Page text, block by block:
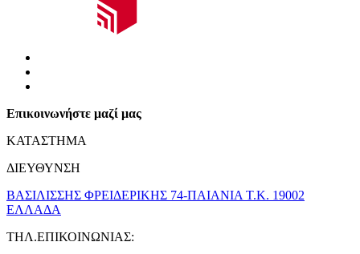
Επικοινωνήστε μαζί μας
ΚΑΤΑΣΤΗΜΑ
ΔΙΕΥΘΥΝΣΗ
ΒΑΣΙΛΙΣΣΗΣ ΦΡΕΙΔΕΡΙΚΗΣ 74-ΠΑΙΑΝΙΑ Τ.Κ. 19002
ΕΛΛΑΔΑ
ΤΗΛ.ΕΠΙΚΟΙΝΩΝΙΑΣ: